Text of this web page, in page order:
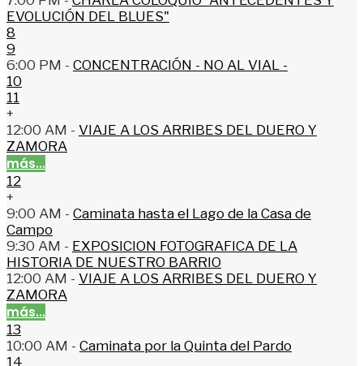
EVOLUCIÓN DEL BLUES"
8
9
6:00 PM - CONCENTRACIÓN - NO AL VIAL -
10
11
+
12:00 AM - VIAJE A LOS ARRIBES DEL DUERO Y
ZAMORA
más...
12
+
9:00 AM - Caminata hasta el Lago de la Casa de
Campo
9:30 AM - EXPOSICION FOTOGRAFICA DE LA
HISTORIA DE NUESTRO BARRIO
12:00 AM - VIAJE A LOS ARRIBES DEL DUERO Y
ZAMORA
más...
13
10:00 AM - Caminata por la Quinta del Pardo
14